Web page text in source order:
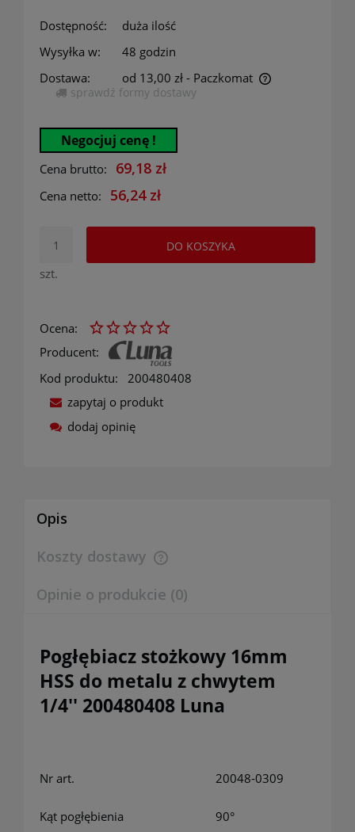
Dostępność:
duża ilość
Wysyłka w:
48 godzin
Dostawa:
od 13,00 zł - Paczkomat
Cena nie zawiera ewentualnych kosztów płatności
sprawdź formy dostawy
Negocjuj cenę !
Cena brutto: 69,18 zł
Cena netto: 56,24 zł
szt.
DO KOSZYKA
Ocena:
Producent:
Kod produktu:
200480408
zapytaj o produkt
dodaj opinię
Opis
Koszty dostawy
Cena nie zawiera ewentualnych kosztów płatności
Opinie o produkcie (0)
Pogłębiacz stożkowy 16mm
HSS do metalu z chwytem
1/4'' 200480408 Luna
Nr art. 20048-0309
Kąt pogłębienia 90°